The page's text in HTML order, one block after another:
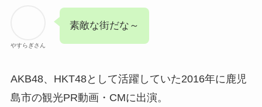
やすらぎさん
素敵な街だな～
AKB48、HKT48として活躍していた2016年に鹿児
島市の観光PR動画・CMに出演。